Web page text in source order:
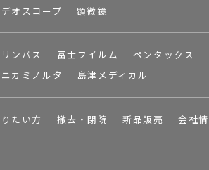
オスコープ
顕微鏡
ンパス 富士フイルム ペンタックス
カミノルタ
島津メディカル
たい方 撤去・閉院 新品販売 会社